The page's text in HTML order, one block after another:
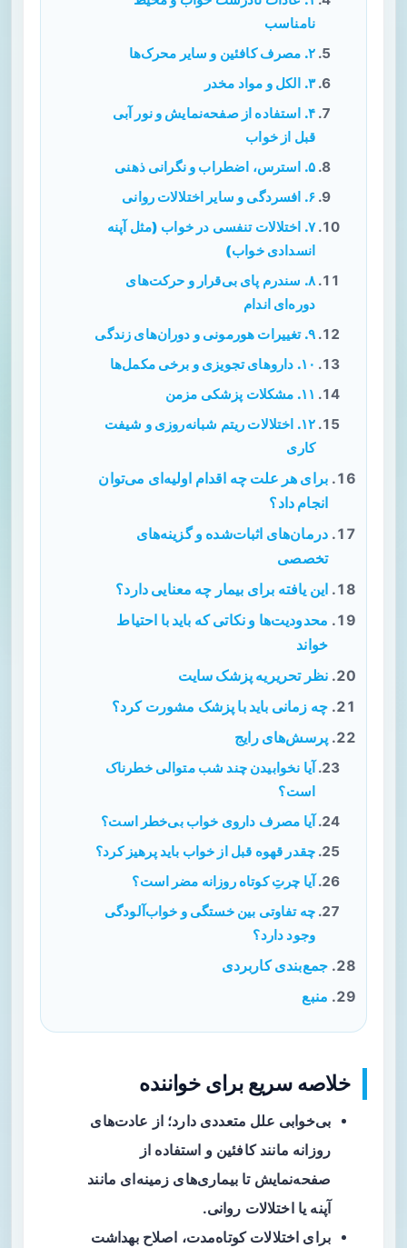
نامناسب
۲. مصرف کافئین و سایر محرک‌ها
۳. الکل و مواد مخدر
۴. استفاده از صفحه‌نمایش و نور آبی
قبل از خواب
۵. استرس، اضطراب و نگرانی ذهنی
۶. افسردگی و سایر اختلالات روانی
۷. اختلالات تنفسی در خواب (مثل آپنه
انسدادی خواب)
۸. سندرم پای بی‌قرار و حرکت‌های
دوره‌ای اندام
۹. تغییرات هورمونی و دوران‌های زندگی
۱۰. داروهای تجویزی و برخی مکمل‌ها
۱۱. مشکلات پزشکی مزمن
۱۲. اختلالات ریتم شبانه‌روزی و شیفت
کاری
برای هر علت چه اقدام اولیه‌ای می‌توان
انجام داد؟
درمان‌های اثبات‌شده و گزینه‌های
تخصصی
این یافته برای بیمار چه معنایی دارد؟
محدودیت‌ها و نکاتی که باید با احتیاط
خواند
نظر تحریریه پزشک سایت
چه زمانی باید با پزشک مشورت کرد؟
پرسش‌های رایج
آیا نخوابیدن چند شب متوالی خطرناک
است؟
آیا مصرف داروی خواب بی‌خطر است؟
چقدر قهوه قبل از خواب باید پرهیز کرد؟
آیا چرتِ کوتاه روزانه مضر است؟
چه تفاوتی بین خستگی و خواب‌آلودگی
وجود دارد؟
جمع‌بندی کاربردی
منبع
خلاصه سریع برای خواننده
بی‌خوابی علل متعددی دارد؛ از عادت‌های
روزانه مانند کافئین و استفاده از
صفحه‌نمایش تا بیماری‌های زمینه‌ای مانند
آپنه یا اختلالات روانی.
برای اختلالات کوتاه‌مدت، اصلاحبهداشت